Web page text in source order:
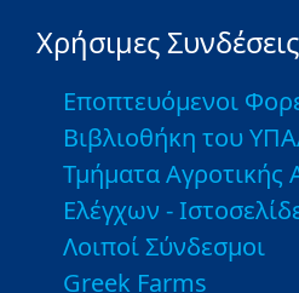
Χρήσιμες Συνδέσεις
Εποπτευόμενοι
Βιβλιοθήκη του
Τμήματα Αγροτικής
Ελέγχων -
Λοιποί Σύνδεσμοι
Greek Farms